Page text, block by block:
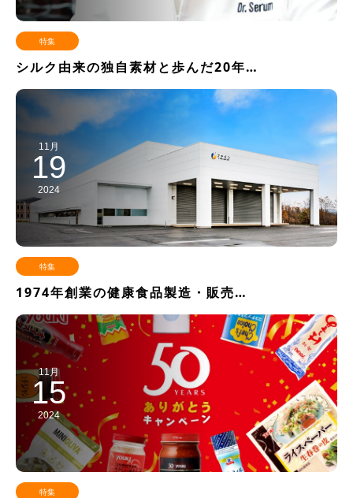
特集
シルク由来の独自素材と歩んだ20年…
11月
19
2024
特集
1974年創業の健康食品製造・販売…
11月
15
2024
特集